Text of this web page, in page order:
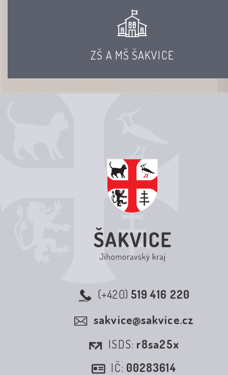
ZŠ A MŠ ŠAKVICE
(+420) 519 416 220
sakvice@sakvice.cz
ISDS: r8sa25x
IČ: 00283614